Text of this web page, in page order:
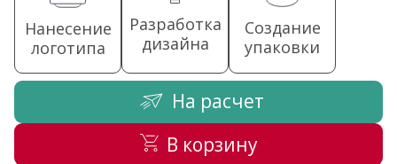
Нанесение
логотипа
Разработка
дизайна
Создание
упаковки
На расчет
В корзину